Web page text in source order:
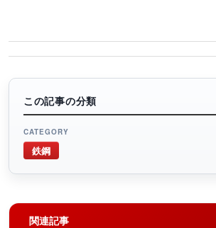
この記事の分類
CATEGORY
鉄鋼
関連記事